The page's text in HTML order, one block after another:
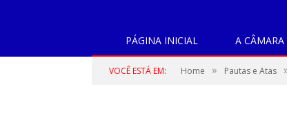
PÁGINA INICIAL A CÂMARA
VOCÊ ESTÁ EM: Home » Pautas e Atas